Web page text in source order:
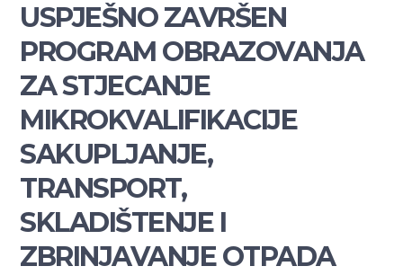
USPJEŠNO ZAVRŠEN
PROGRAM OBRAZOVANJA
ZA STJECANJE
MIKROKVALIFIKACIJE
SAKUPLJANJE,
TRANSPORT,
SKLADIŠTENJE I
ZBRINJAVANJE OTPADA